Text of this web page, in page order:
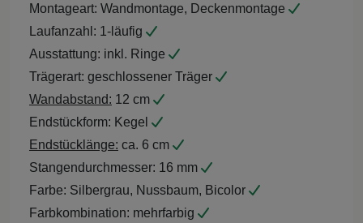
Montageart: Wandmontage, Deckenmontage
Laufanzahl: 1-läufig
Ausstattung: inkl. Ringe
Trägerart: geschlossener Träger
Wandabstand: 12 cm
Endstückform: Kegel
Endstücklänge: ca. 6 cm
Stangendurchmesser: 16 mm
Farbe: Silbergrau, Nussbaum, Bicolor
Farbkombination: mehrfarbig